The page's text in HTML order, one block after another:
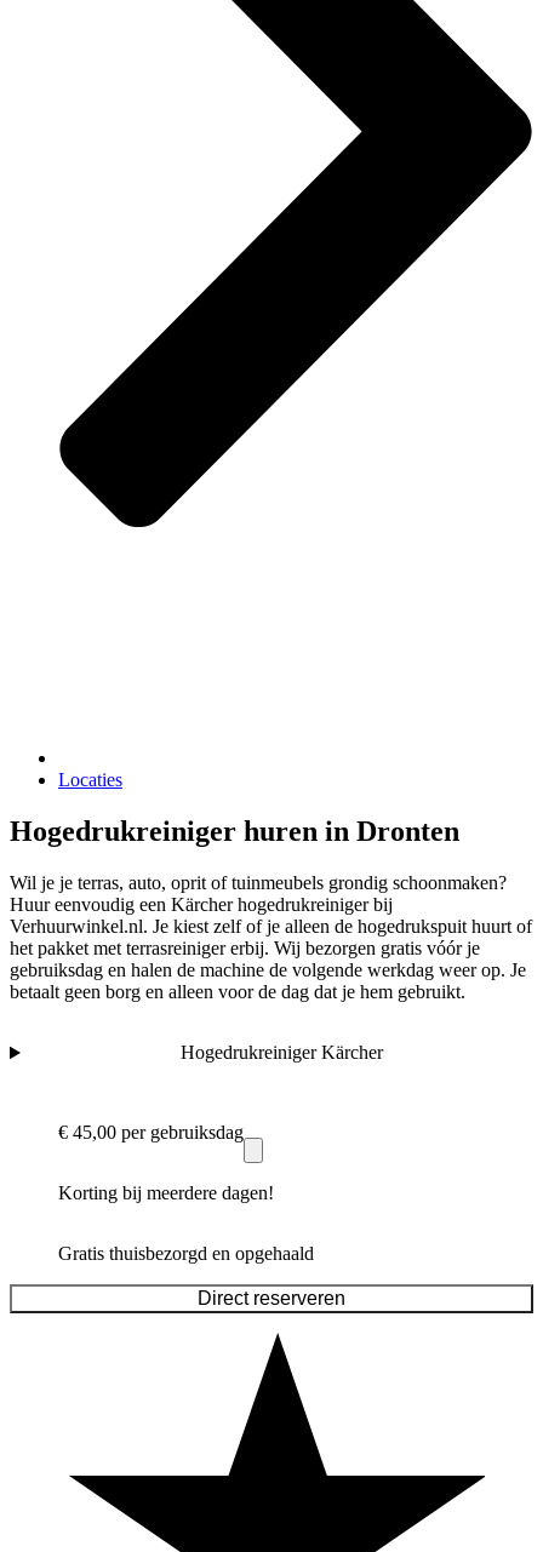
Locaties
Hogedrukreiniger huren in Dronten
Wil je je terras, auto, oprit of tuinmeubels grondig schoonmaken?
Huur eenvoudig een Kärcher hogedrukreiniger bij
Verhuurwinkel.nl. Je kiest zelf of je alleen de hogedrukspuit huurt of
het pakket met terrasreiniger erbij. Wij bezorgen gratis vóór je
gebruiksdag en halen de machine de volgende werkdag weer op. Je
betaalt geen borg en alleen voor de dag dat je hem gebruikt.
Hogedrukreiniger Kärcher
€ 45,00 per gebruiksdag
Korting bij meerdere dagen!
Gratis thuisbezorgd en opgehaald
Direct reserveren